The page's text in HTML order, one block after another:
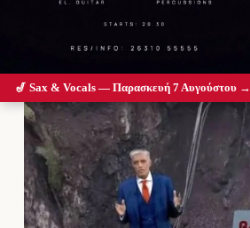
🎷 Sax & Vocals — Παρασκευή 7 Αυγούστου →